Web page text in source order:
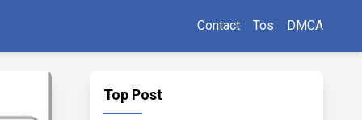
Contact Tos DMCA
Top Post